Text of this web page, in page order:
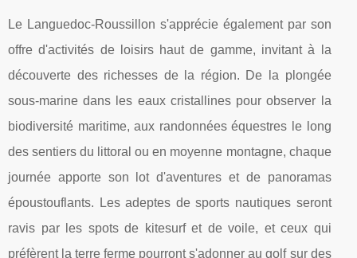
Le Languedoc-Roussillon s'apprécie également par son
offre d'activités de loisirs haut de gamme, invitant à la
découverte des richesses de la région. De la plongée
sous-marine dans les eaux cristallines pour observer la
biodiversité maritime, aux randonnées équestres le long
des sentiers du littoral ou en moyenne montagne, chaque
journée apporte son lot d'aventures et de panoramas
époustouflants. Les adeptes de sports nautiques seront
ravis par les spots de kitesurf et de voile, et ceux qui
préfèrent la terre ferme pourront s'adonner au golf sur des